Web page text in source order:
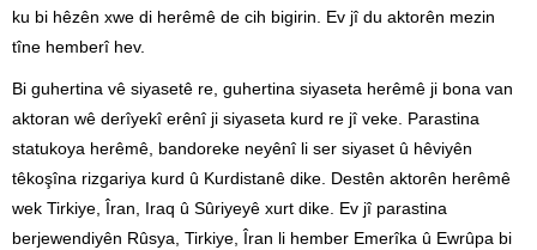
ku bi hêzên xwe di herêmê de cih bigirin. Ev jî du aktorên mezin
tîne hemberî hev.
Bi guhertina vê siyasetê re, guhertina siyaseta herêmê ji bona van
aktoran wê derîyekî erênî ji siyaseta kurd re jî veke. Parastina
statukoya herêmê, bandoreke neyênî li ser siyaset û hêviyên
têkoşîna rizgariya kurd û Kurdistanê dike. Destên aktorên herêmê
wek Tirkiye, Îran, Iraq û Sûriyeyê xurt dike. Ev jî parastina
berjewendiyên Rûsya, Tirkiye, Îran li hember Emerîka û Ewrûpa bi